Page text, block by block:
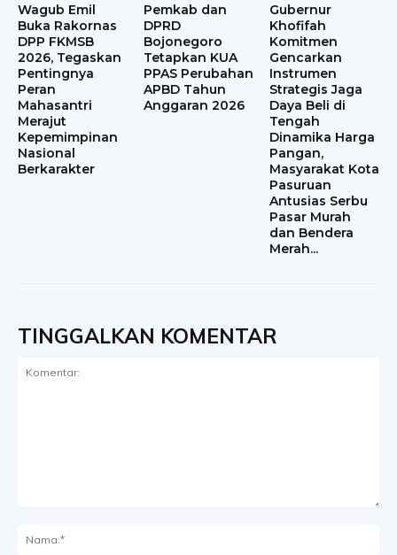
Wagub Emil
Buka Rakornas
DPP FKMSB
2026, Tegaskan
Pentingnya
Peran
Mahasantri
Merajut
Kepemimpinan
Nasional
Berkarakter
Pemkab dan
DPRD
Bojonegoro
Tetapkan KUA
PPAS Perubahan
APBD Tahun
Anggaran 2026
Gubernur
Khofifah
Komitmen
Gencarkan
Instrumen
Strategis Jaga
Daya Beli di
Tengah
Dinamika Harga
Pangan,
Masyarakat Kota
Pasuruan
Antusias Serbu
Pasar Murah
dan Bendera
Merah...
TINGGALKAN KOMENTAR